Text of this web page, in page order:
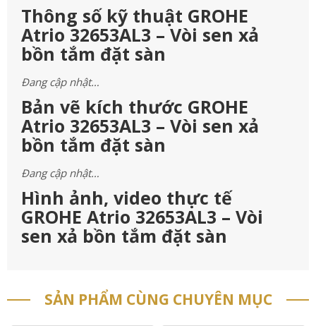
Thông số kỹ thuật GROHE
Atrio 32653AL3 – Vòi sen xả
bồn tắm đặt sàn
Đang cập nhật…
Bản vẽ kích thước GROHE
Atrio 32653AL3 – Vòi sen xả
bồn tắm đặt sàn
Đang cập nhật…
Hình ảnh, video thực tế
GROHE Atrio 32653AL3 – Vòi
sen xả bồn tắm đặt sàn
SẢN PHẨM CÙNG CHUYÊN MỤC